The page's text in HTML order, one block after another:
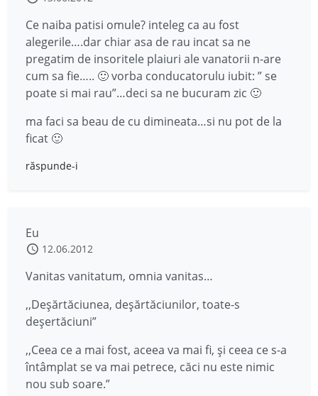
Ce naiba patisi omule? inteleg ca au fost
alegerile….dar chiar asa de rau incat sa ne
pregatim de insoritele plaiuri ale vanatorii n-are
cum sa fie….. 🙂 vorba conducatorulu iubit: ” se
poate si mai rau”…deci sa ne bucuram zic 🙂
ma faci sa beau de cu dimineata…si nu pot de la
ficat 🙂
răspunde-i
Eu
12.06.2012
Vanitas vanitatum, omnia vanitas…
,,Deşărtăciunea, deşărtăciunilor, toate-s
deşertăciuni”
,,Ceea ce a mai fost, aceea va mai fi, şi ceea ce s-a
întâmplat se va mai petrece, căci nu este nimic
nou sub soare.”